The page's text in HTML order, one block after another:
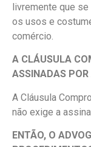
livremente que
os usos e
comércio.
A CLÁUSULA
ASSINADAS
A Cláusula
não exige a
ENTÃO, O